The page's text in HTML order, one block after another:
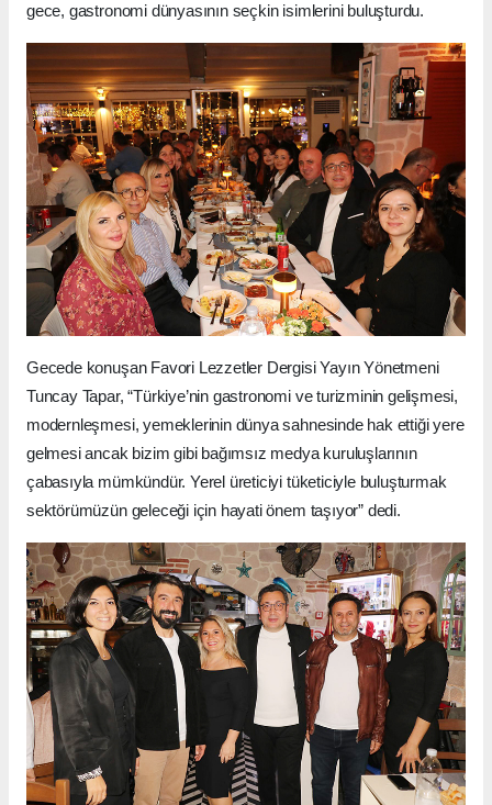
gece, gastronomi dünyasının seçkin isimlerini buluşturdu.
Gecede konuşan Favori Lezzetler Dergisi Yayın Yönetmeni
Tuncay Tapar, “Türkiye’nin gastronomi ve turizminin gelişmesi,
modernleşmesi, yemeklerinin dünya sahnesinde hak ettiği yere
gelmesi ancak bizim gibi bağımsız medya kuruluşlarının
çabasıyla mümkündür. Yerel üreticiyi tüketiciyle buluşturmak
sektörümüzün geleceği için hayati önem taşıyor” dedi.